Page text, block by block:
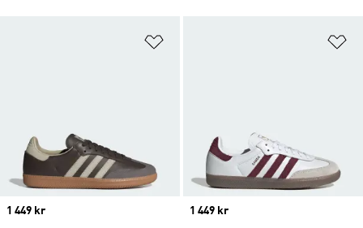
Price
1 449 kr
Price
1 449 kr